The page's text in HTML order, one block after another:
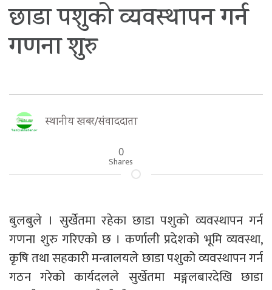
छाडा पशुको व्यवस्थापन गर्न
गणना शुरु
स्थानीय खबर/संवाददाता
0
Shares
बुलबुले । सुर्खेतमा रहेका छाडा पशुको व्यवस्थापन गर्न
गणना शुरु गरिएको छ । कर्णाली प्रदेशको भूमि व्यवस्था,
कृषि तथा सहकारी मन्त्रालयले छाडा पशुको व्यवस्थापन गर्न
गठन गरेको कार्यदलले सुर्खेतमा मङ्गलबारदेखि छाडा